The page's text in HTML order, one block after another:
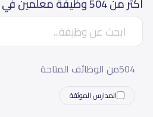
504من الوظائف المتاحة
المدارس الموثقة